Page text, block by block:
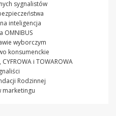
sygnalistów
inteligencja
OMNIBUS
wyborczym
konsumenckie
i TOWAROWA
Rodzinnej
marketingu